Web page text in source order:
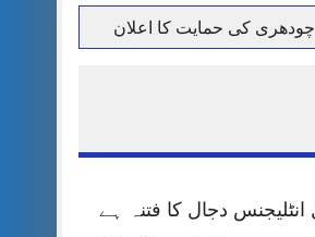
انٹلیجنس دجال کا فتنہ ہے